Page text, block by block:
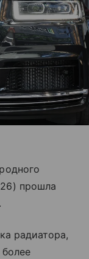
прошла
радиатора,